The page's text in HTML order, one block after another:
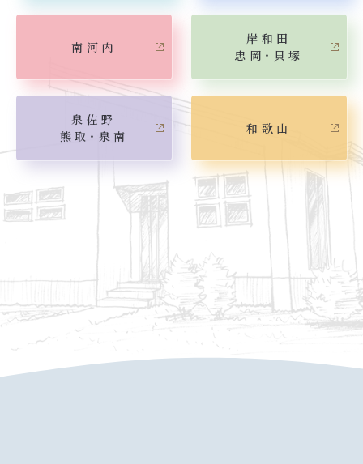
南河内
岸和田
忠岡・貝塚
泉佐野
熊取・泉南
和歌山